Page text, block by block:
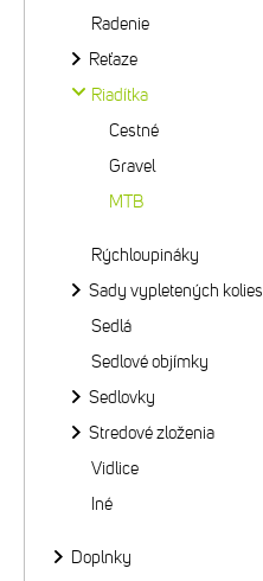
Radenie
Reťaze
Riadítka
Cestné
Gravel
MTB
Rýchloupináky
Sady vypletených kolies
Sedlá
Sedlové objímky
Sedlovky
Stredové zloženia
Vidlice
Iné
Doplnky